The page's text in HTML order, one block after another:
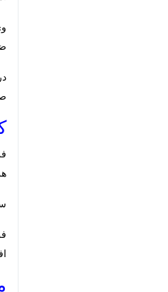
۵۰۰ لیتر سوخت گازوییل قاچاق شدند، گفت: در یکی از عملیات‌ها یک هزار و ۴۰۰ پاکت انواع سیگار و یک هزار و ۵۶۰ بسته انواع کاغذ سیگار از یک دستگاه اتوبوس کشف شد.